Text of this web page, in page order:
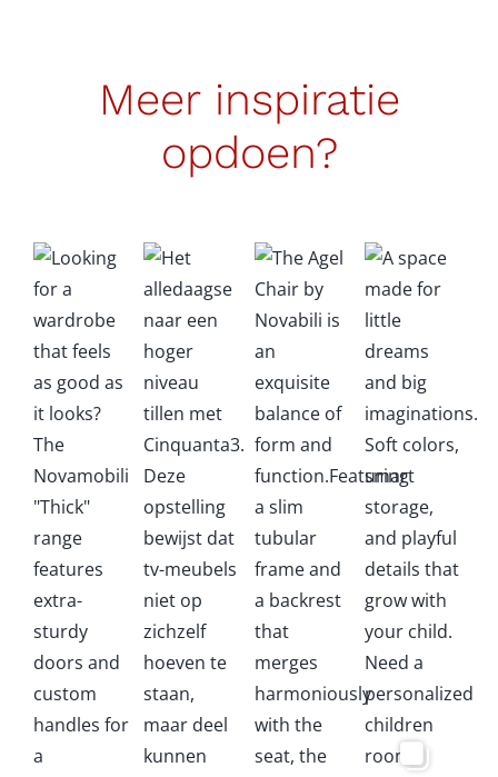
Meer inspiratie
opdoen?